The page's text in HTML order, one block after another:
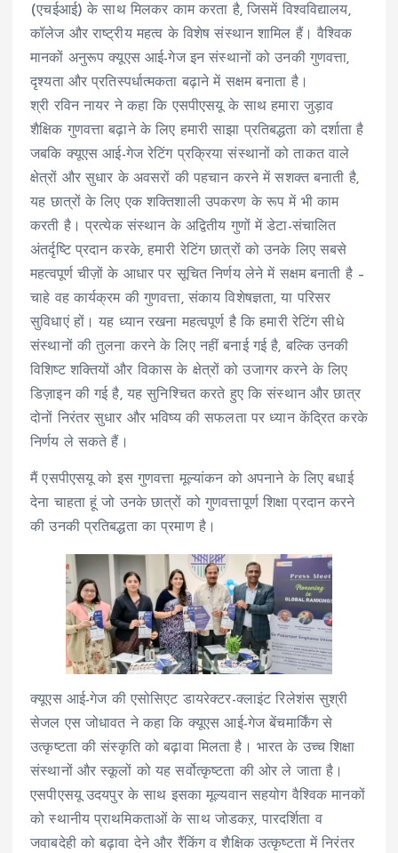
(एचईआई) के साथ मिलकर काम करता है, जिसमें विश्वविद्यालय,
कॉलेज और राष्ट्रीय महत्व के विशेष संस्थान शामिल हैं। वैश्विक
मानकों अनुरूप क्यूएस आई-गेज इन संस्थानों को उनकी गुणवत्ता,
दृश्यता और प्रतिस्पर्धात्मकता बढ़ाने में सक्षम बनाता है।
श्री रविन नायर ने कहा कि एसपीएसयू के साथ हमारा जुड़ाव
शैक्षिक गुणवत्ता बढ़ाने के लिए हमारी साझा प्रतिबद्धता को दर्शाता है
जबकि क्यूएस आई-गेज रेटिंग प्रक्रिया संस्थानों को ताकत वाले
क्षेत्रों और सुधार के अवसरों की पहचान करने में सशक्त बनाती है,
यह छात्रों के लिए एक शक्तिशाली उपकरण के रूप में भी काम
करती है। प्रत्येक संस्थान के अद्वितीय गुणों में डेटा-संचालित
अंतर्दृष्टि प्रदान करके, हमारी रेटिंग छात्रों को उनके लिए सबसे
महत्वपूर्ण चीज़ों के आधार पर सूचित निर्णय लेने में सक्षम बनाती है –
चाहे वह कार्यक्रम की गुणवत्ता, संकाय विशेषज्ञता, या परिसर
सुविधाएं हों। यह ध्यान रखना महत्वपूर्ण है कि हमारी रेटिंग सीधे
संस्थानों की तुलना करने के लिए नहीं बनाई गई है, बल्कि उनकी
विशिष्ट शक्तियों और विकास के क्षेत्रों को उजागर करने के लिए
डिज़ाइन की गई है, यह सुनिश्चित करते हुए कि संस्थान और छात्र
दोनों निरंतर सुधार और भविष्य की सफलता पर ध्यान केंद्रित करके
निर्णय ले सकते हैं।
मैं एसपीएसयू को इस गुणवत्ता मूल्यांकन को अपनाने के लिए बधाई
देना चाहता हूं जो उनके छात्रों को गुणवत्तापूर्ण शिक्षा प्रदान करने
की उनकी प्रतिबद्धता का प्रमाण है।
क्यूएस आई-गेज की एसोसिएट डायरेक्टर-क्लाइंट रिलेशंस सुश्री
सेजल एस जोधावत ने कहा कि क्यूएस आई-गेज बेंचमार्किंग से
उत्कृष्टता की संस्कृति को बढ़ावा मिलता है। भारत के उच्च शिक्षा
संस्थानों और स्कूलों को यह सर्वोत्कृष्टता की ओर ले जाता है।
एसपीएसयू उदयपुर के साथ इसका मूल्यवान सहयोग वैश्विक मानकों
को स्थानीय प्राथमिकताओं के साथ जोडकऱ, पारदर्शिता व
जवाबदेही को बढ़ावा देने और रैंकिंग व शैक्षिक उत्कृष्टता में निरंतर